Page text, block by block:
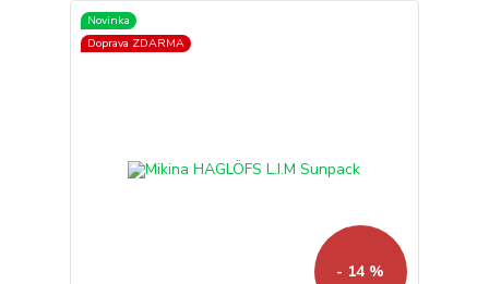
Novinka
Doprava ZDARMA
- 14 %